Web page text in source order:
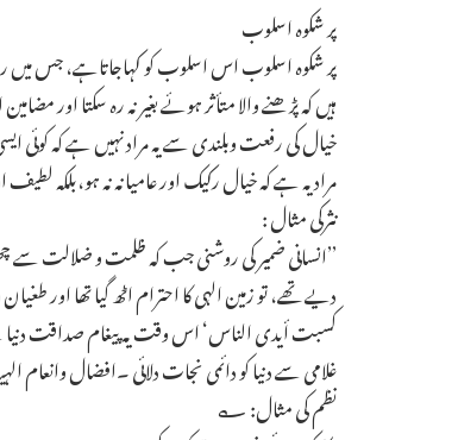
پر شکوہ اسلوب
پر شکوہ اسلوب اس اسلوب کو کہاجاتاہے، جس
ہیں کہ پڑھنے والا متأثر ہوئے بغیر نہ رہ سکتا
خیال کی رفعت وبلندی سے یہ مراد نہیں ہے کہ کوئی
مراد یہ ہے کہ خیال رکیک اور عامیانہ نہ ہو،بلکہ لطیف
نثرکی مثال :
’’انسانی ضمیر کی روشنی جب کہ ظلمت و
دیے تھے، تو زمین الہی کا احترام اٹھ گیا تھا اور
کسبت أیدی الناس‘ اس وقت یہ پیغام صداقت
غلامی سے دنیا کو دائمی نجات دلائی ۔افضال وانعام
نظم کی مثال: ؎